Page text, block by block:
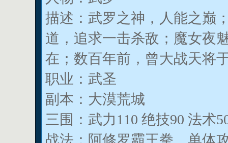
描述：武罗之神，人能之巅
道，追求一击杀敌；魔女夜
在；数百年前，曾大战天将
职业：武圣
副本：大漠荒城
三围：武力110 绝技90 法术
战法：阿修罗霸王拳。单体